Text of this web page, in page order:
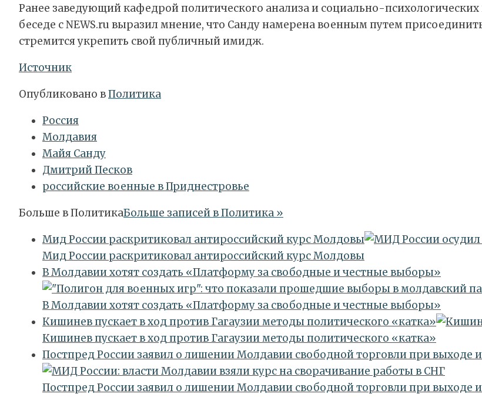
Ранее заведующий кафедрой политического анализа и социально-
беседе с NEWS.ru выразил мнение, что Санду намерена военным путем
стремится укрепить свой публичный имидж.
Источник
Опубликовано вПолитика
Россия
Молдавия
Майя Санду
Дмитрий Песков
российские военные в Приднестровье
Больше вПолитикаБольше записей в Политика »
Мид России раскритиковал антироссийский курс Молдовы
Мид России раскритиковал антироссийский курс Молдовы
В Молдавии хотят создать «Платформу за свободные и честные выборы»
В Молдавии хотят создать «Платформу за свободные и честные выборы»
Кишинев пускает в ход против Гагаузии методы политического «катка»
Кишинев пускает в ход против Гагаузии методы политического «катка»
Постпред России заявил о лишении Молдавии свободной торговли при выходе
Постпред России заявил о лишении Молдавии свободной торговли при выходе